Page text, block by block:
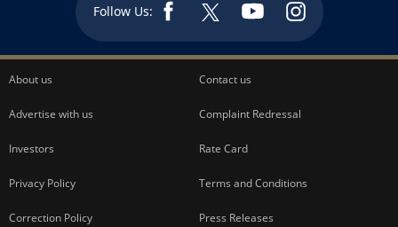
Follow Us:
About us Contact us
Advertise with us Complaint Redressal
Investors Rate Card
Privacy Policy Terms and Conditions
Correction Policy Press Releases